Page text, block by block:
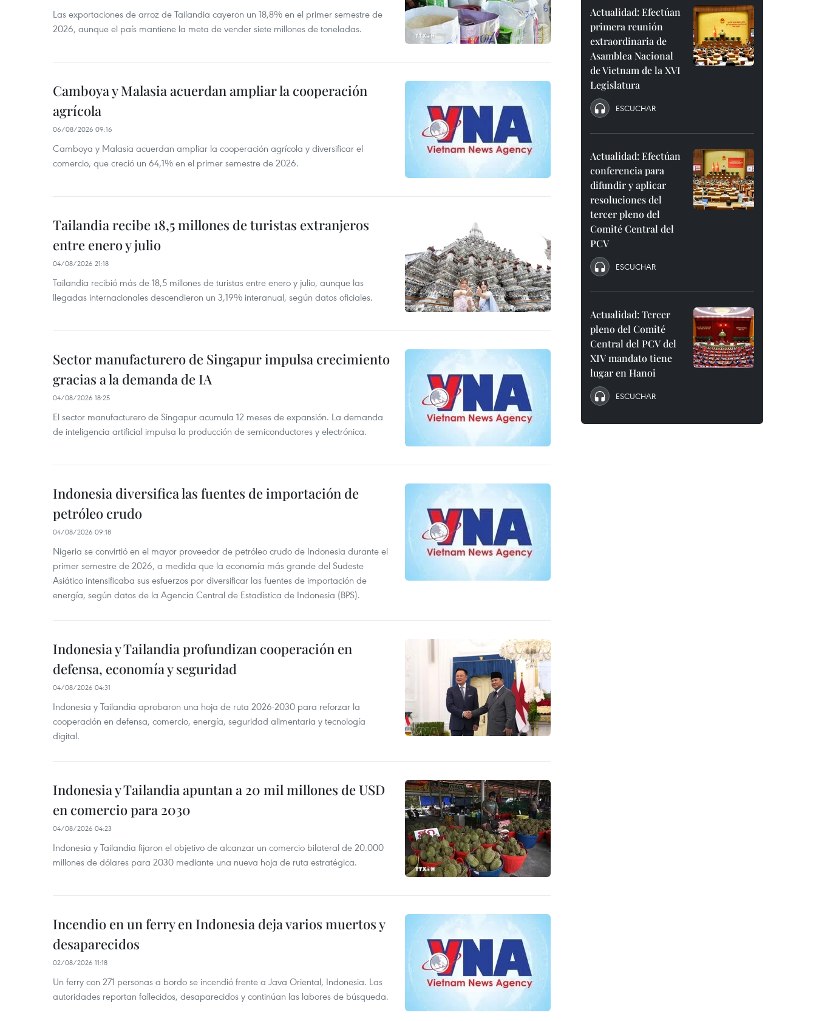
Las exportaciones de arroz de Tailandia cayeron un 18,8% en el primer semestre de
2026, aunque el país mantiene la meta de vender siete millones de toneladas.
Camboya y Malasia acuerdan ampliar la cooperación
agrícola
06/08/2026 09:16
Camboya y Malasia acuerdan ampliar la cooperación agrícola y diversificar el
comercio, que creció un 64,1% en el primer semestre de 2026.
Tailandia recibe 18,5 millones de turistas extranjeros
entre enero y julio
04/08/2026 21:18
Tailandia recibió más de 18,5 millones de turistas entre enero y julio, aunque las
llegadas internacionales descendieron un 3,19% interanual, según datos oficiales.
Sector manufacturero de Singapur impulsa crecimiento
gracias a la demanda de IA
04/08/2026 18:25
El sector manufacturero de Singapur acumula 12 meses de expansión. La demanda
de inteligencia artificial impulsa la producción de semiconductores y electrónica.
Indonesia diversifica las fuentes de importación de
petróleo crudo
04/08/2026 09:18
Nigeria se convirtió en el mayor proveedor de petróleo crudo de Indonesia durante el
primer semestre de 2026, a medida que la economía más grande del Sudeste
Asiático intensificaba sus esfuerzos por diversificar las fuentes de importación de
energía, según datos de la Agencia Central de Estadística de Indonesia (BPS).
Indonesia y Tailandia profundizan cooperación en
defensa, economía y seguridad
04/08/2026 04:31
Indonesia y Tailandia aprobaron una hoja de ruta 2026-2030 para reforzar la
cooperación en defensa, comercio, energía, seguridad alimentaria y tecnología
digital.
Indonesia y Tailandia apuntan a 20 mil millones de USD
en comercio para 2030
04/08/2026 04:23
Indonesia y Tailandia fijaron el objetivo de alcanzar un comercio bilateral de 20.000
millones de dólares para 2030 mediante una nueva hoja de ruta estratégica.
Incendio en un ferry en Indonesia deja varios muertos y
desaparecidos
02/08/2026 11:18
Un ferry con 271 personas a bordo se incendió frente a Java Oriental, Indonesia. Las
autoridades reportan fallecidos, desaparecidos y continúan las labores de búsqueda.
Actualidad: Efectúan
primera reunión
extraordinaria de
Asamblea Nacional
de Vietnam de la XVI
Legislatura
ESCUCHAR
Actualidad: Efectúan
conferencia para
difundir y aplicar
resoluciones del
tercer pleno del
Comité Central del
PCV
ESCUCHAR
Actualidad: Tercer
pleno del Comité
Central del PCV del
XIV mandato tiene
lugar en Hanoi
ESCUCHAR